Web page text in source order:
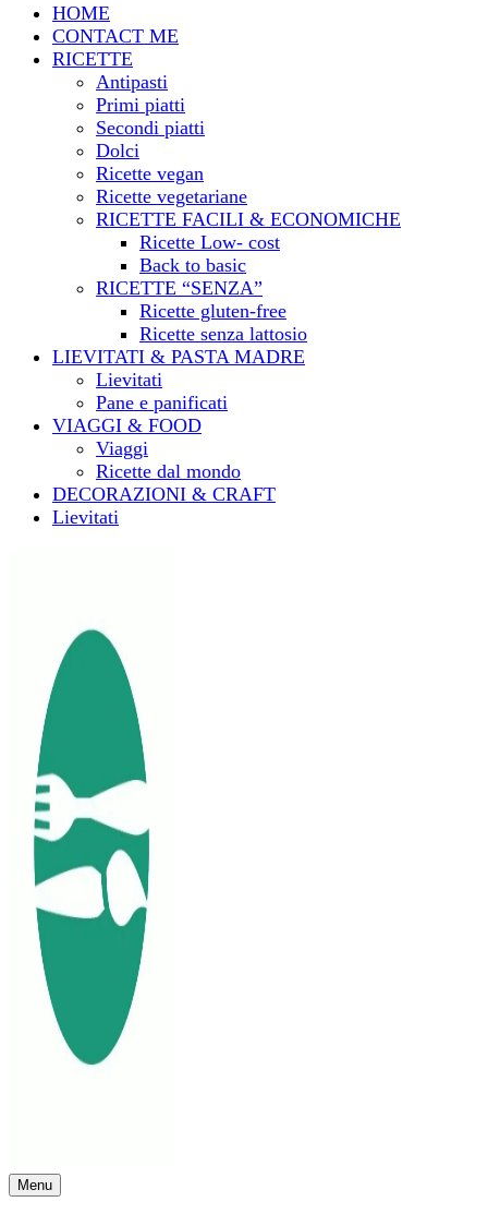
HOME
CONTACT ME
RICETTE
Antipasti
Primi piatti
Secondi piatti
Dolci
Ricette vegan
Ricette vegetariane
RICETTE FACILI & ECONOMICHE
Ricette Low- cost
Back to basic
RICETTE “SENZA”
Ricette gluten-free
Ricette senza lattosio
LIEVITATI & PASTA MADRE
Lievitati
Pane e panificati
VIAGGI & FOOD
Viaggi
Ricette dal mondo
DECORAZIONI & CRAFT
Lievitati
Menu